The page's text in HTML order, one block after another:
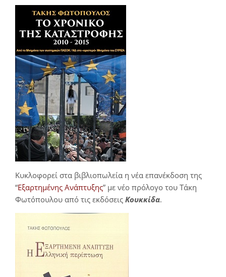
Κυκλοφορεί στα βιβλιοπωλεία η νέα επανέκδοση της
“Εξαρτημένης Ανάπτυξης” με νέο πρόλογο του Τάκη
Φωτόπουλου από τις εκδόσεις Κουκκίδα.